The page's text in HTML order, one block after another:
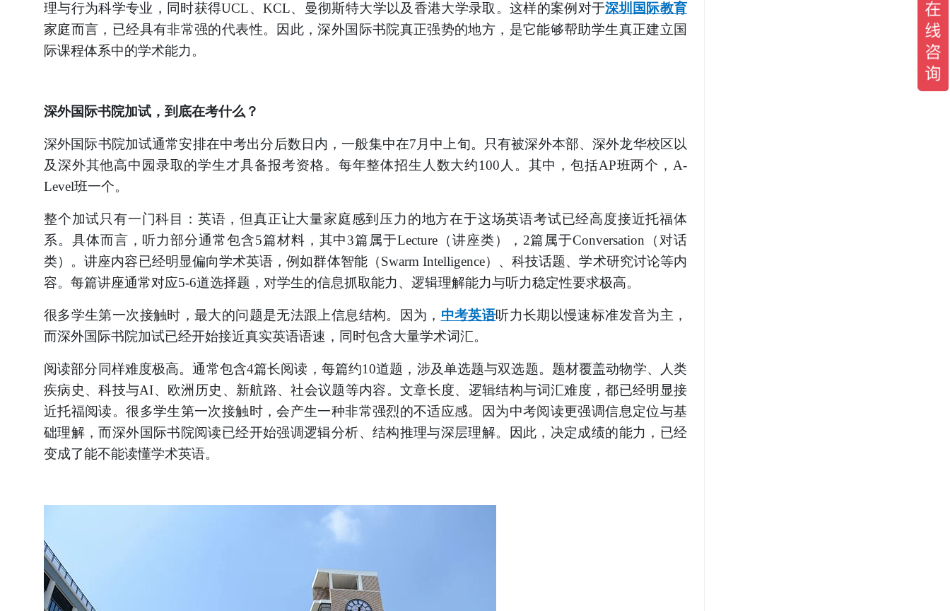
理与行为科学专业，同时获得UCL、KCL、曼彻斯特大学以及香港大学录取。这样的案例对于深圳国际教育
家庭而言，已经具有非常强的代表性。因此，深外国际书院真正强势的地方，是它能够帮助学生真正建立国
际课程体系中的学术能力。
深外国际书院加试，到底在考什么？
深外国际书院加试通常安排在中考出分后数日内，一般集中在7月中上旬。只有被深外本部、深外龙华校区以
及深外其他高中园录取的学生才具备报考资格。每年整体招生人数大约100人。其中，包括AP班两个，A-
Level班一个。
整个加试只有一门科目：英语，但真正让大量家庭感到压力的地方在于这场英语考试已经高度接近托福体
系。具体而言，听力部分通常包含5篇材料，其中3篇属于Lecture（讲座类），2篇属于Conversation（对话
类）。讲座内容已经明显偏向学术英语，例如群体智能（Swarm Intelligence）、科技话题、学术研究讨论等内
容。每篇讲座通常对应5-6道选择题，对学生的信息抓取能力、逻辑理解能力与听力稳定性要求极高。
很多学生第一次接触时，最大的问题是无法跟上信息结构。因为， 中考英语听力长期以慢速标准发音为主，
而深外国际书院加试已经开始接近真实英语语速，同时包含大量学术词汇。
阅读部分同样难度极高。通常包含4篇长阅读，每篇约10道题，涉及单选题与双选题。题材覆盖动物学、人类
疾病史、科技与AI、欧洲历史、新航路、社会议题等内容。文章长度、逻辑结构与词汇难度，都已经明显接
近托福阅读。很多学生第一次接触时，会产生一种非常强烈的不适应感。因为中考阅读更强调信息定位与基
础理解，而深外国际书院阅读已经开始强调逻辑分析、结构推理与深层理解。因此，决定成绩的能力，已经
变成了能不能读懂学术英语。